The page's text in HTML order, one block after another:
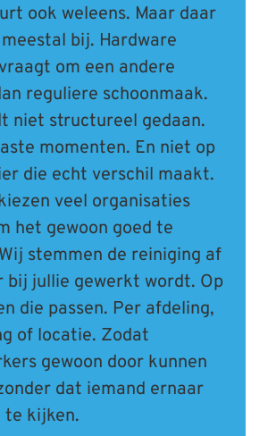
ook weleens. Maar daar
bij. Hardware
om een andere
reguliere schoonmaak.
niet structureel gedaan.
momenten. En niet op
die echt verschil maakt.
veel organisaties
het gewoon goed te
stemmen de reiniging af
bij jullie gewerkt wordt. Op
die passen. Per afdeling,
of locatie. Zodat
gewoon door kunnen
dat iemand ernaar
te kijken.